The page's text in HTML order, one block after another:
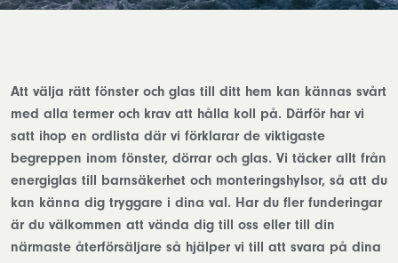
Att välja rätt fönster och glas till ditt hem kan kännas svårt
med alla termer och krav att hålla koll på. Därför har vi
satt ihop en ordlista där vi förklarar de viktigaste
begreppen inom fönster, dörrar och glas. Vi täcker allt från
energiglas till barnsäkerhet och monteringshylsor, så att du
kan känna dig tryggare i dina val. Har du fler funderingar
är du välkommen att vända dig till oss eller till din
närmaste återförsäljare så hjälper vi till att svara på dina